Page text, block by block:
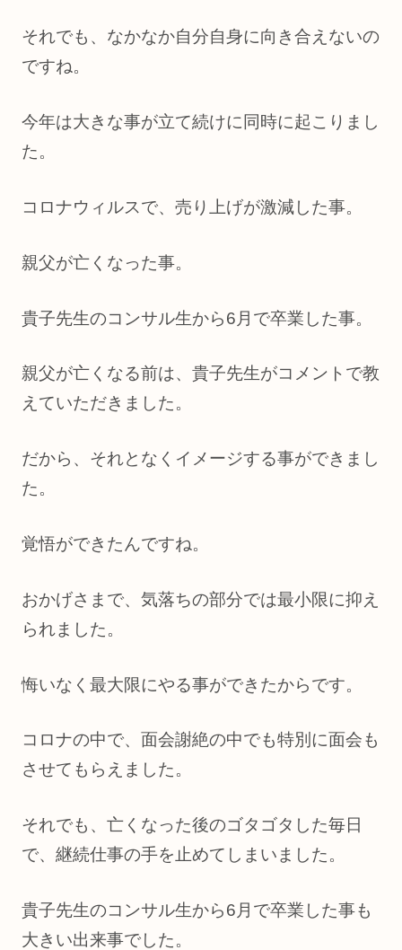
それでも、なかなか自分自身に向き合えないの
ですね。
今年は大きな事が立て続けに同時に起こりまし
た。
コロナウィルスで、売り上げが激減した事。
親父が亡くなった事。
貴子先生のコンサル生から6月で卒業した事。
親父が亡くなる前は、貴子先生がコメントで教
えていただきました。
だから、それとなくイメージする事ができまし
た。
覚悟ができたんですね。
おかげさまで、気落ちの部分では最小限に抑え
られました。
悔いなく最大限にやる事ができたからです。
コロナの中で、面会謝絶の中でも特別に面会も
させてもらえました。
それでも、亡くなった後のゴタゴタした毎日
で、継続仕事の手を止めてしまいました。
貴子先生のコンサル生から6月で卒業した事も
大きい出来事でした。